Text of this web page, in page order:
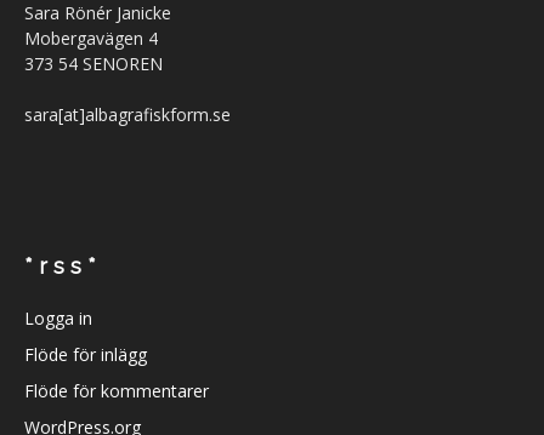
Sara Rönér Janicke
Mobergavägen 4
373 54 SENOREN
sara[at]albagrafiskform.se
* r s s *
Logga in
Flöde för inlägg
Flöde för kommentarer
WordPress.org